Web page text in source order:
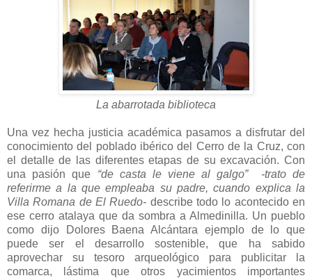
La abarrotada biblioteca
Una vez hecha justicia académica pasamos a disfrutar del
conocimiento del poblado ibérico del Cerro de la Cruz, con
el detalle de las diferentes etapas de su excavación. Con
una pasión que “de casta le viene al galgo”
-trato de
referirme a la que empleaba su padre, cuando explica la
Villa Romana de El Ruedo- describe todo lo acontecido en
ese cerro atalaya que da sombra a Almedinilla. Un pueblo
como dijo Dolores Baena Alcántara ejemplo de lo que
puede ser el desarrollo sostenible, que ha sabido
aprovechar su tesoro arqueológico para publicitar la
comarca, lástima que otros yacimientos importantes